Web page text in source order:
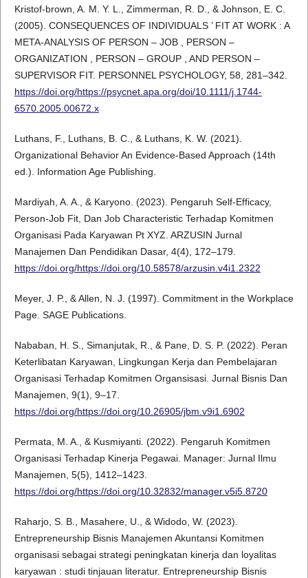
Kristof-brown, A. M. Y. L., Zimmerman, R. D., & Johnson, E. C.
(2005). CONSEQUENCES OF INDIVIDUALS ’ FIT AT WORK : A
META-ANALYSIS OF PERSON – JOB , PERSON –
ORGANIZATION , PERSON – GROUP , AND PERSON –
SUPERVISOR FIT. PERSONNEL PSYCHOLOGY, 58, 281–342.
https://doi.org/https://psycnet.apa.org/doi/10.1111/j.1744-
6570.2005.00672.x
Luthans, F., Luthans, B. C., & Luthans, K. W. (2021).
Organizational Behavior An Evidence-Based Approach (14th
ed.). Information Age Publishing.
Mardiyah, A. A., & Karyono. (2023). Pengaruh Self-Efficacy,
Person-Job Fit, Dan Job Characteristic Terhadap Komitmen
Organisasi Pada Karyawan Pt XYZ. ARZUSIN Jurnal
Manajemen Dan Pendidikan Dasar, 4(4), 172–179.
https://doi.org/https://doi.org/10.58578/arzusin.v4i1.2322
Meyer, J. P., & Allen, N. J. (1997). Commitment in the Workplace
Page. SAGE Publications.
Nababan, H. S., Simanjutak, R., & Pane, D. S. P. (2022). Peran
Keterlibatan Karyawan, Lingkungan Kerja dan Pembelajaran
Organisasi Terhadap Komitmen Organsisasi. Jurnal Bisnis Dan
Manajemen, 9(1), 9–17.
https://doi.org/https://doi.org/10.26905/jbm.v9i1.6902
Permata, M. A., & Kusmiyanti. (2022). Pengaruh Komitmen
Organisasi Terhadap Kinerja Pegawai. Manager: Jurnal Ilmu
Manajemen, 5(5), 1412–1423.
https://doi.org/https://doi.org/10.32832/manager.v5i5.8720
Raharjo, S. B., Masahere, U., & Widodo, W. (2023).
Entrepreneurship Bisnis Manajemen Akuntansi Komitmen
organisasi sebagai strategi peningkatan kinerja dan loyalitas
karyawan : studi tinjauan literatur. Entrepreneurship Bisnis